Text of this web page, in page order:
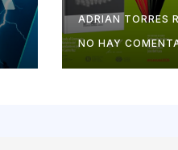
ADRIAN TORRES
NO HAY